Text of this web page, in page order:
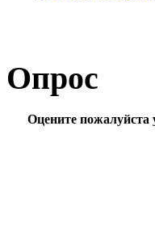
Опрос
Оцените пожалуйста